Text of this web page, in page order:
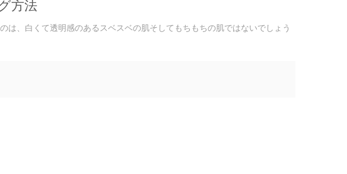
方法
は、白くて透明感のあるスベスベの肌そしてもちもちの肌ではないでしょう